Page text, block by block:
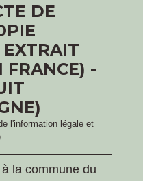
DE
FRANCE) -
l'information légale et
la commune du